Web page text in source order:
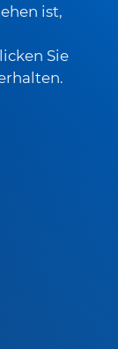
ist,
Sie